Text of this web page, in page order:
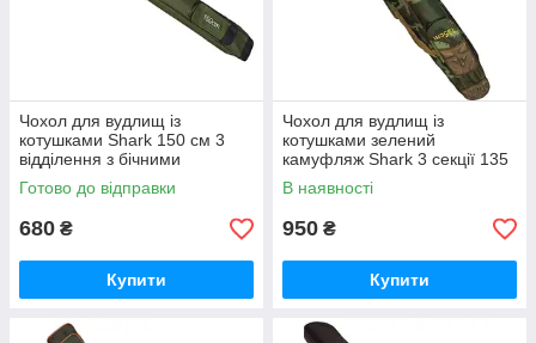
Чохол для вудлищ із
котушками Shark 150 см 3
відділення з бічними
кишенями
Готово до відправки
680 ₴
Купити
Чохол для вудлищ із
котушками зелений
камуфляж Shark 3 секції 135
см
В наявності
950 ₴
Купити